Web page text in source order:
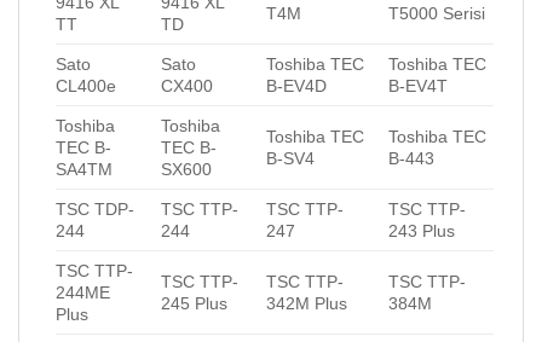
TT
TD
T4M
T5000 Serisi
Sato
CL400e
Sato
CX400
Toshiba TEC
B-EV4D
Toshiba TEC
B-EV4T
Toshiba
TEC B-
SA4TM
Toshiba
TEC B-
SX600
Toshiba TEC
B-SV4
Toshiba TEC
B-443
TSC TDP-
244
TSC TTP-
244
TSC TTP-
247
TSC TTP-
243 Plus
TSC TTP-
244ME
Plus
TSC TTP-
245 Plus
TSC TTP-
342M Plus
TSC TTP-
384M